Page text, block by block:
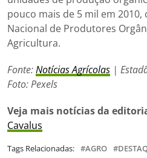
pouco mais de 5 mil em
Nacional de Produtores
Agricultura.
Fonte:Notícias Agrícolas |
Foto: Pexels
Veja mais notícias da
Cavalus
Tags Relacionadas: AGRO